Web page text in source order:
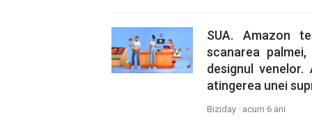
SUA. Amazon
scanarea
designul
atingerea unei
Biziday · acum 6 ani